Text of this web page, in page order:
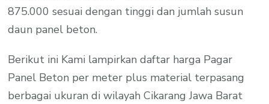
875.000 sesuai dengan tinggi dan jumlah susun
daun panel beton.
Berikut ini Kami lampirkan daftar harga Pagar
Panel Beton per meter plus material terpasang
berbagai ukuran di wilayah Cikarang Jawa Barat